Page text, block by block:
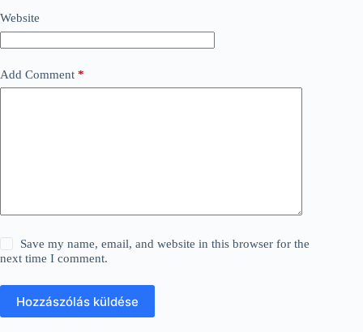
Website
Add Comment *
Save my name, email, and website in this browser for the
next time I comment.
Hozzászólás küldése